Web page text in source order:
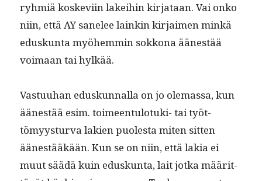
ryh­miä koske­vi­in lakei­hin kir­jataan. Vai onko
niin, että AY sanelee lainkin kir­jaimen minkä
eduskun­ta myöhem­min sokkona äänestää
voimaan tai hylkää.
Vas­tu­uhan eduskun­nal­la on jo ole­mas­sa, kun
äänestää esim. toimeen­tu­lo­tu­ki- tai työt­
tömyys­tur­va lakien puoles­ta miten sit­ten
äänestääkään. Kun se on niin, että lakia ei
muut säädä kuin eduskun­ta, lait jot­ka määrit­